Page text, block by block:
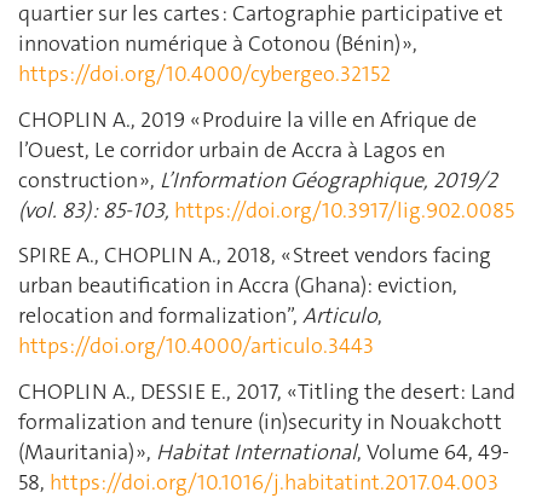
quartier sur les cartes : Cartographie participative et
innovation numérique à Cotonou (Bénin) »,
https://doi.org/10.4000/cybergeo.32152
CHOPLIN A., 2019 « Produire la ville en Afrique de
l’Ouest, Le corridor urbain de Accra à Lagos en
construction », L’Information Géographique, 2019/2
(vol. 83) : 85-103, https://doi.org/10.3917/lig.902.0085
SPIRE A., CHOPLIN A., 2018, « Street vendors facing
urban beautification in Accra (Ghana): eviction,
relocation and formalization”, Articulo,
https://doi.org/10.4000/articulo.3443
CHOPLIN A., DESSIE E., 2017, « Titling the desert: Land
formalization and tenure (in)security in Nouakchott
(Mauritania) », Habitat International, Volume 64, 49-
58, https://doi.org/10.1016/j.habitatint.2017.04.003